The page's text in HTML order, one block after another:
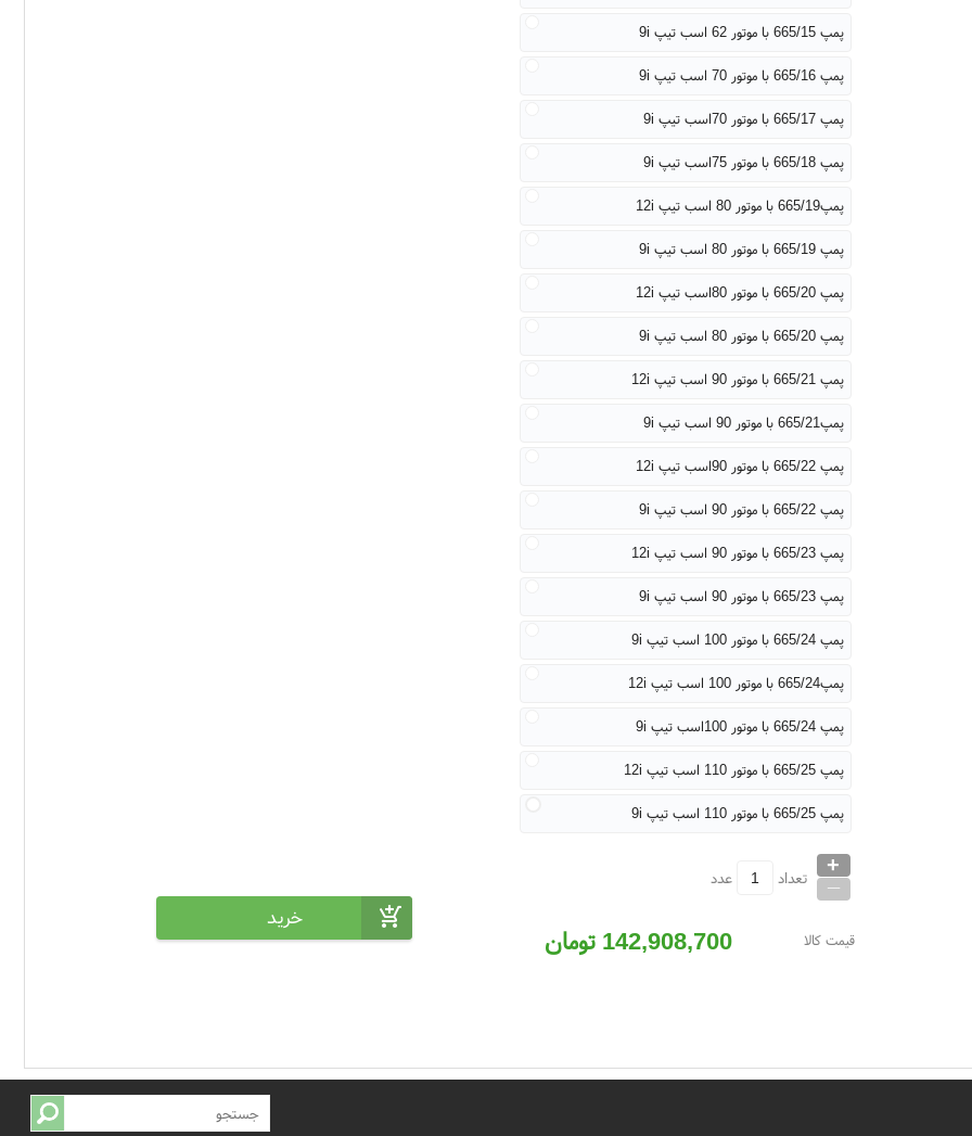
پمپ 665/15 با موتور 62 اسب تیپ 9i
پمپ 665/16 با موتور 70 اسب تیپ 9i
پمپ 665/17 با موتور 70اسب تیپ 9i
پمپ 665/18 با موتور 75اسب تیپ 9i
پمپ665/19 با موتور 80 اسب تیپ 12i
پمپ 665/19 با موتور 80 اسب تیپ 9i
پمپ 665/20 با موتور 80اسب تیپ 12i
پمپ 665/20 با موتور 80 اسب تیپ 9i
پمپ 665/21 با موتور 90 اسب تیپ 12i
پمپ665/21 با موتور 90 اسب تیپ 9i
پمپ 665/22 با موتور 90اسب تیپ 12i
پمپ 665/22 با موتور 90 اسب تیپ 9i
پمپ 665/23 با موتور 90 اسب تیپ 12i
پمپ 665/23 با موتور 90 اسب تیپ 9i
پمپ 665/24 با موتور 100 اسب تیپ 9i
پمپ665/24 با موتور 100 اسب تیپ 12i
پمپ 665/24 با موتور 100اسب تیپ 9i
پمپ 665/25 با موتور 110 اسب تیپ 12i
پمپ 665/25 با موتور 110 اسب تیپ 9i
تعداد +
_ عدد
قیمت کالا 142,908,700 تومان